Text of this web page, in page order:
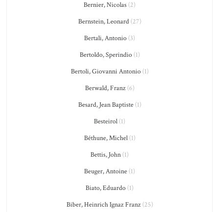
Bernier, Nicolas (2)
Bernstein, Leonard(27)
Bertali, Antonio (3)
Bertoldo, Sperindio(1)
Bertoli, Giovanni Antonio(1)
Berwald, Franz(6)
Besard, Jean Baptiste(1)
Besteirol (1)
Béthune, Michel(1)
Bettis, John (1)
Beuger, Antoine (1)
Biato, Eduardo (1)
Biber, Heinrich Ignaz Franz(25)